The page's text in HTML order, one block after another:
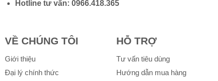
Hotline tư vấn: 0966.418.365
VỀ CHÚNG TÔI
Giới thiệu
Đại lý chính thức
HỖ TRỢ
Tư vấn tiêu dùng
Hướng dẫn mua hàng